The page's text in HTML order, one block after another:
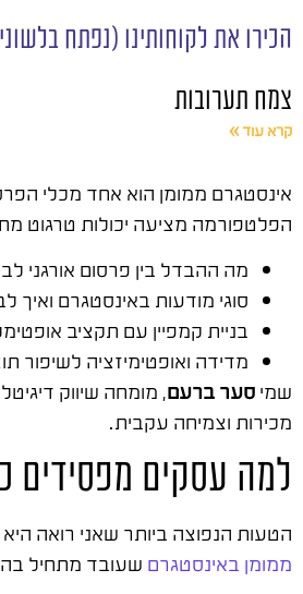
הכירו את לקוחותינו (נפתח
צמח תערובות
קרא עוד »
אינסטגרם ממומן הוא אחד מכלי
הפלטפורמה מציעה יכולות
מה ההבדל בין פרסום אורגני
סוגי מודעות באינסטגרם ואיך
בניית קמפיין עם תקציב
מדידה ואופטימיזציה לשיפור
שמיסער ברעם, מומחה שיווק דיגיטלי עם מעל 15
מכירות וצמיחה עקבית.
למה עסקים מפסידים
הטעות הנפוצה ביותר שאני רואה
ממומן באינסטגרם שעובד מתחיל